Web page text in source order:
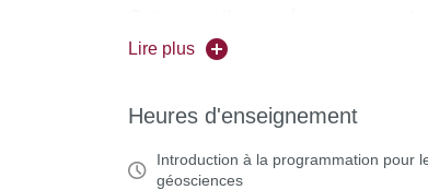
les années suivantes pour la
Lire plus
Heures d'enseignement
Introduction à la programmation pour
géosciences